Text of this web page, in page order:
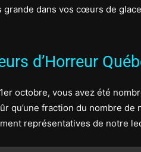
dans vos cœurs de
d’Horreur
octobre, vous avez été
qu’une fraction du nombre de
représentatives de notre